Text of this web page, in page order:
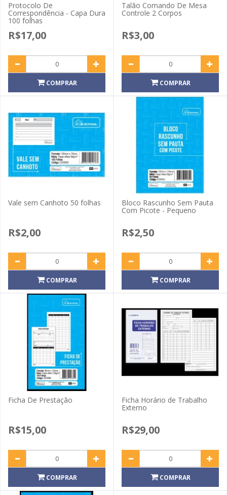
Protocolo De
Correspondência - Capa Dura
100 folhas
R$17,00
COMPRAR
Talão Comando De Mesa
Controle 2 Corpos
R$3,00
COMPRAR
Vale sem Canhoto 50 folhas
R$2,00
COMPRAR
Bloco Rascunho Sem Pauta
Com Picote - Pequeno
R$2,50
COMPRAR
Ficha De Prestação
R$15,00
COMPRAR
Ficha Horário de Trabalho
Externo
R$29,00
COMPRAR